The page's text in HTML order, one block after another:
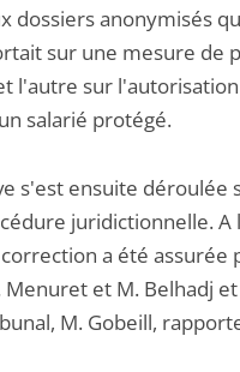
dossiers anonymisés
sur une mesure de
l'autre sur
salarié protégé.
s'est ensuite déroulée
juridictionnelle. A
a été assurée
Menuret et M. Belhadj
M. Gobeill,